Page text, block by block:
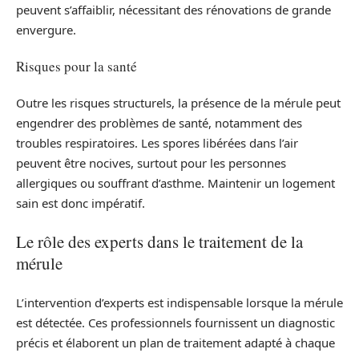
peuvent s’affaiblir, nécessitant des rénovations de grande
envergure.
Risques pour la santé
Outre les risques structurels, la présence de la mérule peut
engendrer des problèmes de santé, notamment des
troubles respiratoires. Les spores libérées dans l’air
peuvent être nocives, surtout pour les personnes
allergiques ou souffrant d’asthme. Maintenir un logement
sain est donc impératif.
Le rôle des experts dans le traitement de la
mérule
L’intervention d’experts est indispensable lorsque la mérule
est détectée. Ces professionnels fournissent un diagnostic
précis et élaborent un plan de traitement adapté à chaque